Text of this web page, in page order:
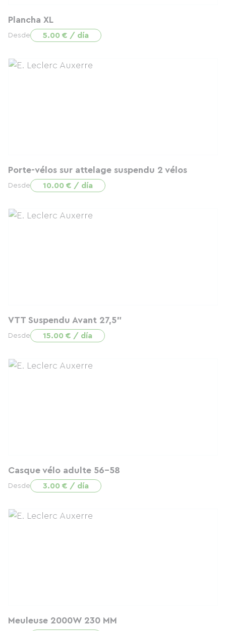
Plancha XL
Desde 5.00 € / día
Porte-vélos sur attelage suspendu 2 vélos
Desde 10.00 € / día
VTT Suspendu Avant 27,5"
Desde 15.00 € / día
Casque vélo adulte 56-58
Desde 3.00 € / día
Meuleuse 2000W 230 MM